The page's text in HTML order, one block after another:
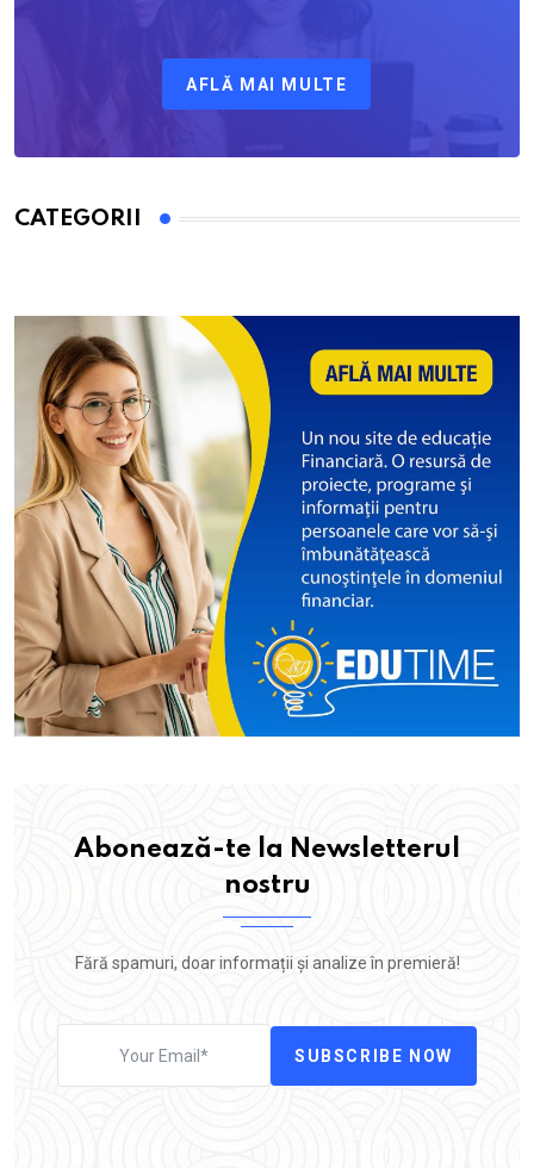
AFLĂ MAI MULTE
CATEGORII
Abonează-te la Newsletterul
nostru
Fără spamuri, doar informații și analize în premieră!
SUBSCRIBE NOW